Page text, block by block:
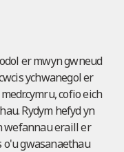
er mwyn gwneud
ychwanegol er
cofio eich
Rydym hefyd yn
wefannau eraill er
gwasanaethau